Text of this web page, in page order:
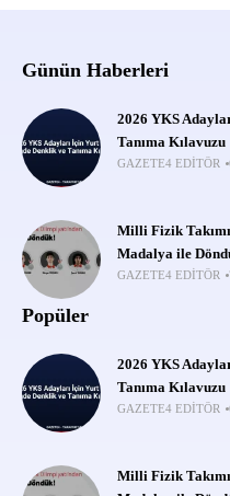
Günün Haberleri
2026 YKS
Tanıma Kılavuzu
GAZETE4 EDITÖR
Milli Fizik
Madalya ile
GAZETE4 EDITÖR
Popüler
2026 YKS
Tanıma Kılavuzu
GAZETE4 EDITÖR
Milli Fizik